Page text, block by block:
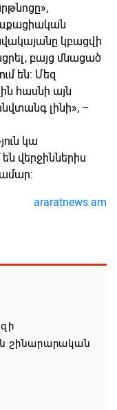
կբացվի
բայց մնացած
են: Մեզ
հասնի այն
լինի», –
կա
վերջիններիս
araratnews.am
շինարարական